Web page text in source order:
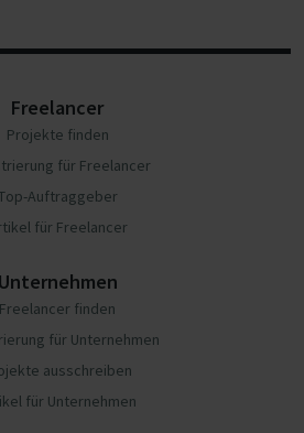
Freelancer
Projekte finden
für Freelancer
Auftraggeber
für Freelancer
Unternehmen
Freelancer finden
für Unternehmen
ausschreiben
für Unternehmen